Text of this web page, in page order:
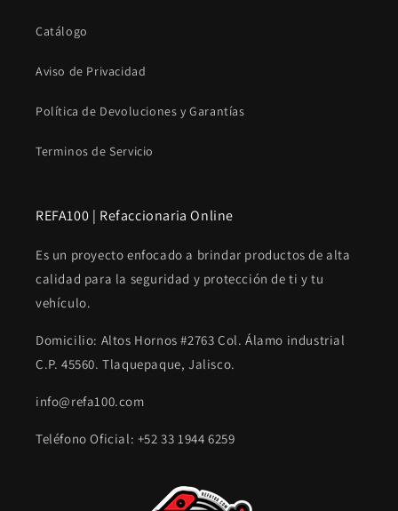
Catálogo
Aviso de Privacidad
Política de Devoluciones y Garantías
Terminos de Servicio
REFA100 | Refaccionaria Online
Es un proyecto enfocado a brindar productos de alta
calidad para la seguridad y protección de ti y tu
vehículo.
Domicilio: Altos Hornos #2763 Col. Álamo industrial
C.P. 45560. Tlaquepaque, Jalisco.
info@refa100.com
Teléfono Oficial: +52 33 1944 6259